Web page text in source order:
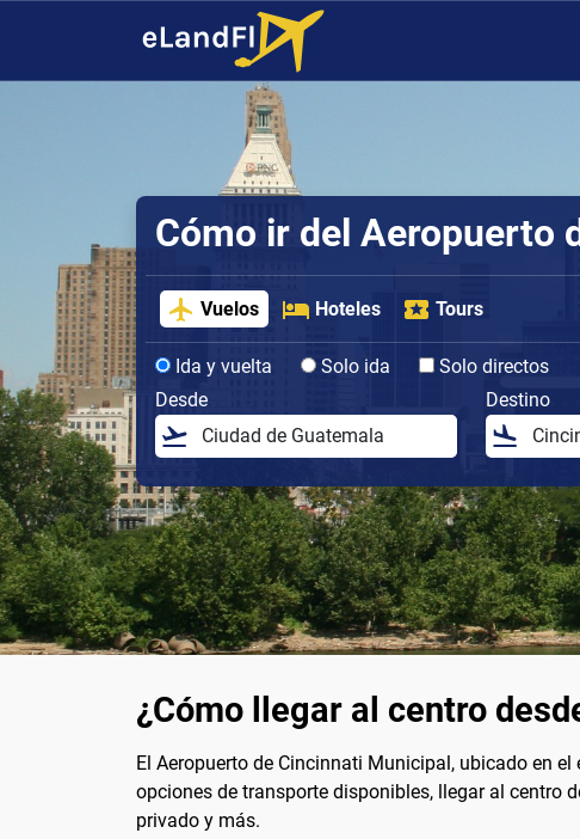
Cómo ir del Aeropuerto
Vuelos Hoteles Tours
Ida y vuelta Solo ida
Solo directos
Desde
Destino
¿Cómo llegar al centro
El Aeropuerto de Cincinnati Municipal, ubicado en
opciones de transporte disponibles, llegar al centro
privado y más.